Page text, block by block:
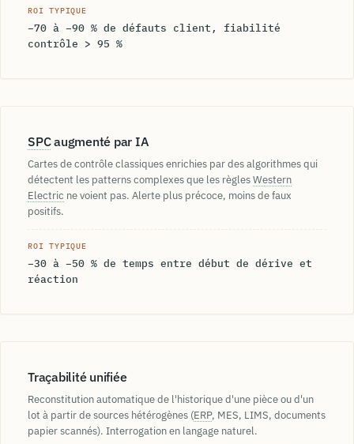
ROI TYPIQUE
−70 à −90 % de défauts client, fiabilité
contrôle > 95 %
SPCaugmenté par IA
Cartes de contrôle classiques enrichies par des algorithmes qui
détectent les patterns complexes que les règlesWestern
Electric ne voient pas. Alerte plus précoce, moins de faux
positifs.
ROI TYPIQUE
−30 à −50 % de temps entre début de dérive et
réaction
Traçabilité unifiée
Reconstitution automatique de l'historique d'une pièce ou d'un
lot à partir de sources hétérogènes (ERP, MES, LIMS, documents
papier scannés). Interrogation en langage naturel.